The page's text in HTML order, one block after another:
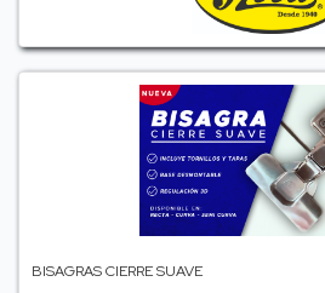
BISAGRAS CIERRE SUAVE